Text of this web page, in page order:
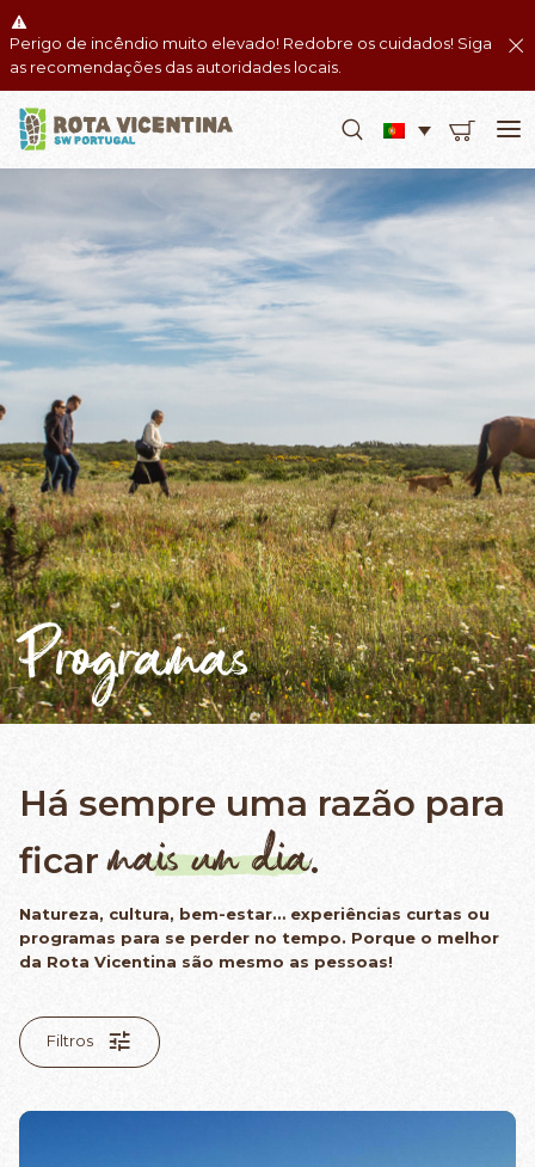
Perigo de incêndio muito elevado! Redobre os cuidados! Siga
as recomendações das autoridades locais.
Programas
Há sempre uma razão para
ficarmais um dia.
Natureza, cultura, bem-estar… experiências curtas ou
programas para se perder no tempo. Porque o melhor
da Rota Vicentina são mesmo as pessoas!
Filtros